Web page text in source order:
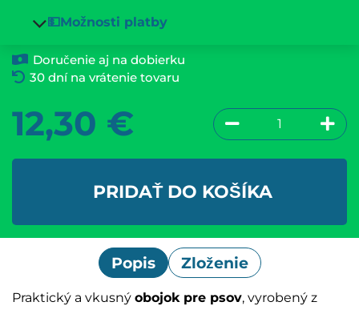
💵Možnosti platby
Doručenie aj na dobierku
30 dní na vrátenie tovaru
12,30 €
PRIDAŤ DO KOŠÍKA
Popis Zloženie
Praktický a vkusný obojok pre psov, vyrobený z